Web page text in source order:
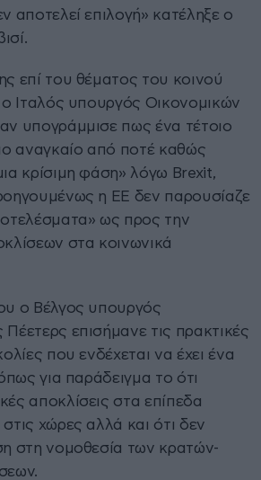
αποτελεί επιλογή» κατέληξε ο
επί του θέματος του κοινού
ο Ιταλός υπουργός Οικονομικών
υπογράμμισε πως ένα τέτοιο
αναγκαίο από ποτέ καθώς
κρίσιμη φάση» λόγω Brexit,
η ΕΕ δεν παρουσίαζε
ως προς την
στα κοινωνικά
ο Βέλγος υπουργός
επισήμανε τις πρακτικές
που ενδέχεται να έχει ένα
για παράδειγμα το ότι
αποκλίσεις στα επίπεδα
χώρες αλλά και ότι δεν
στη νομοθεσία των κρατών-